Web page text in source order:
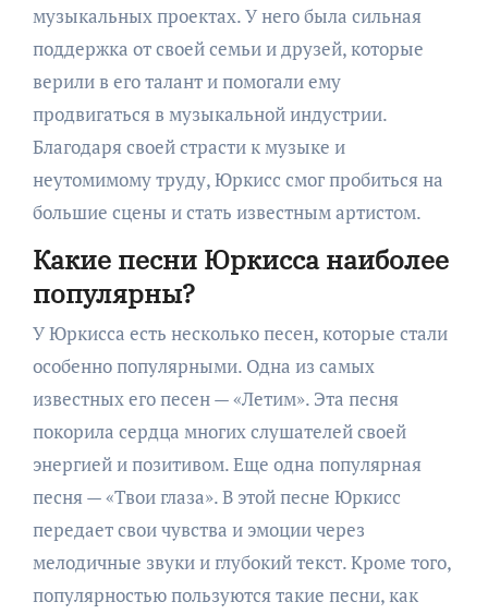
музыкальных проектах. У него была сильная
поддержка от своей семьи и друзей, которые
верили в его талант и помогали ему
продвигаться в музыкальной индустрии.
Благодаря своей страсти к музыке и
неутомимому труду, Юркисс смог пробиться на
большие сцены и стать известным артистом.
Какие песни Юркисса наиболее
популярны?
У Юркисса есть несколько песен, которые стали
особенно популярными. Одна из самых
известных его песен — «Летим». Эта песня
покорила сердца многих слушателей своей
энергией и позитивом. Еще одна популярная
песня — «Твои глаза». В этой песне Юркисс
передает свои чувства и эмоции через
мелодичные звуки и глубокий текст. Кроме того,
популярностью пользуются такие песни, как